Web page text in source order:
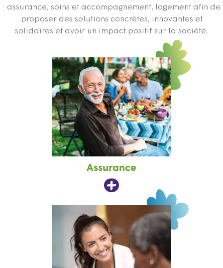
: assurance, soins et accompagnement, logement afin de
proposer des solutions concrètes, innovantes et
solidaires et avoir un impact positif sur la société.
Assurance